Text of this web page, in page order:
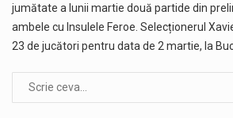
jumătate a lunii martie două partide din
ambele cu Insulele Feroe. Selecționerul
23 de jucători pentru data de 2 martie, la